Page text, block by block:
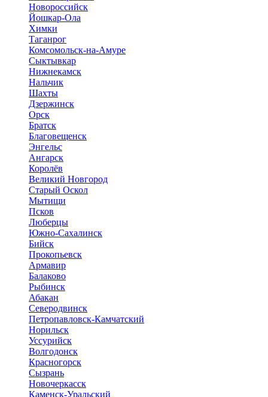
Новороссийск
Йошкар-Ола
Химки
Таганрог
Комсомольск-на-Амуре
Сыктывкар
Нижнекамск
Нальчик
Шахты
Дзержинск
Орск
Братск
Благовещенск
Энгельс
Ангарск
Королёв
Великий Новгород
Старый Оскол
Мытищи
Псков
Люберцы
Южно-Сахалинск
Бийск
Прокопьевск
Армавир
Балаково
Рыбинск
Абакан
Северодвинск
Петропавловск-Камчатский
Норильск
Уссурийск
Волгодонск
Красногорск
Сызрань
Новочеркасск
Каменск-Уральский